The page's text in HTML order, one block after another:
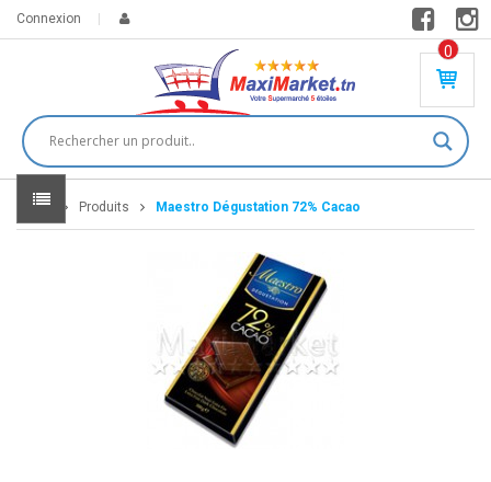
Connexion
0
PR
DU
IT(
S)
Home Produits Maestro Dégustation 72% Cacao